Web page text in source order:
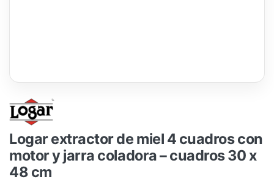
Logar extractor de miel 4 cuadros con
motor y jarra coladora – cuadros 30 x
48 cm